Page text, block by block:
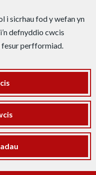
i sicrhau fod y wefan yn
defnyddio cwcis
fesur perfformiad.